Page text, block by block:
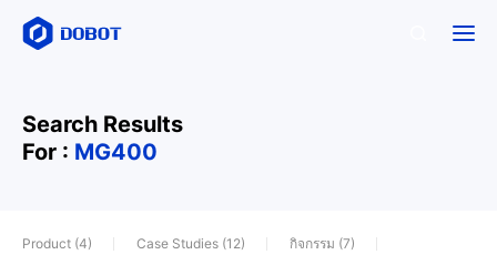
Search Results
For : MG400
Product (4) Case Studies (12)
กิจกรรม (7)